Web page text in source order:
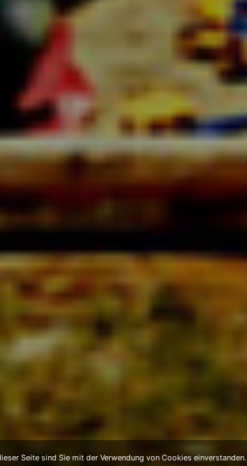
Seite sind Sie mit der Verwendung von Cookies einverstanden.